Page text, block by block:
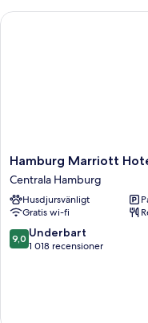
Hamburg
Marriott
Hotel
Centrala
Hamburg
Hamburg Marriott
Centrala Hamburg
Husdjursvänligt
Gratis wi-fi
9.0
av
9,0 Underbart
1 018 recensioner
Hamburg Marriott Hotel